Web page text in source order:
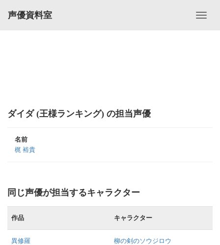
声優資料室
ダイダ (王様ランキング) の担当声優
名前
梶 裕貴
同じ声優が担当するキャラクター
作品 キャラクター
異修羅 柳の剣のソウジロウ